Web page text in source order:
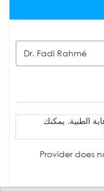
Dr. Fadi Rahmé
الطبية. يمكنك
Provider does